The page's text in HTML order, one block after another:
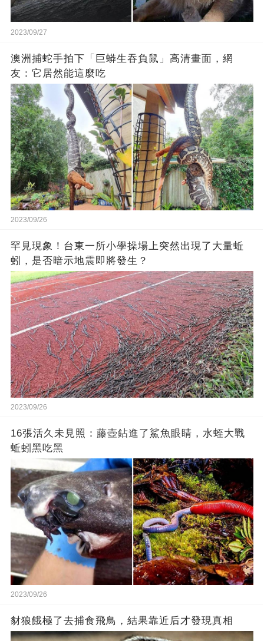
2023/09/27
澳洲捕蛇手拍下「巨蟒生吞負鼠」高清畫面，網
友：它居然能這麼吃
2023/09/26
罕見現象！台東一所小學操場上突然出現了大量蚯
蚓，是否暗示地震即將發生？
2023/09/26
16張活久未見照：藤壺鉆進了鯊魚眼睛，水蛭大戰
蚯蚓黑吃黑
2023/09/26
豺狼餓極了去捕食飛鳥，結果靠近后才發現真相